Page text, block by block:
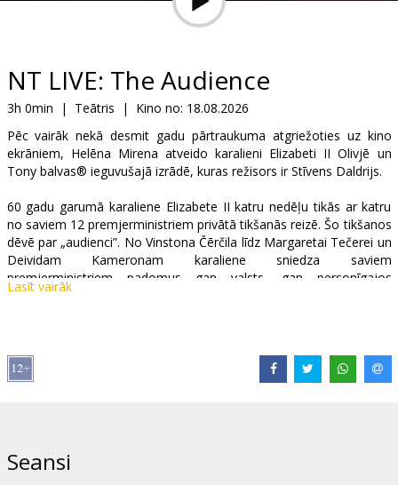
B2B
Kino
NT LIVE: The Audience
3h 0min | Teātris | Kino no: 18.08.2026
Pēc vairāk nekā desmit gadu pārtraukuma atgriežoties uz kino
ekrāniem, Helēna Mirena atveido karalieni Elizabeti II Olivjē un
Tony balvas® ieguvušajā izrādē, kuras režisors ir Stīvens Daldrijs.
60 gadu garumā karaliene Elizabete II katru nedēļu tikās ar katru
no saviem 12 premjerministriem privātā tikšanās reizē. Šo tikšanos
dēvē par „audienci”. No Vinstona Čērčila līdz Margaretai Tečerei un
Deividam Kameronam karaliene sniedza saviem
premjerministriem padomus gan valsts, gan personīgajos
jautājumos. Šo privāto audienču laikā mums paveras ieskats
Pītera Morgana Netflix fenomens „The Crown“ tika veidots,
pamatojoties uz šo populāro lugu, kas 2013. gadā tika ierakstīta
IZRĀDE ANGĻU VALODĀ AR SUBTITRIEM ANGĻU VALODĀ.
Lasīt vairāk
Seansi